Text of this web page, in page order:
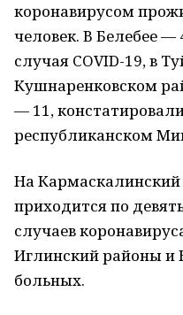
коронавирусом
человек. В Белебее
случая COVID-19, в
Кушнаренковском
— 11,
республиканском
На
приходится по
случаев
Иглинский районы и
больных.